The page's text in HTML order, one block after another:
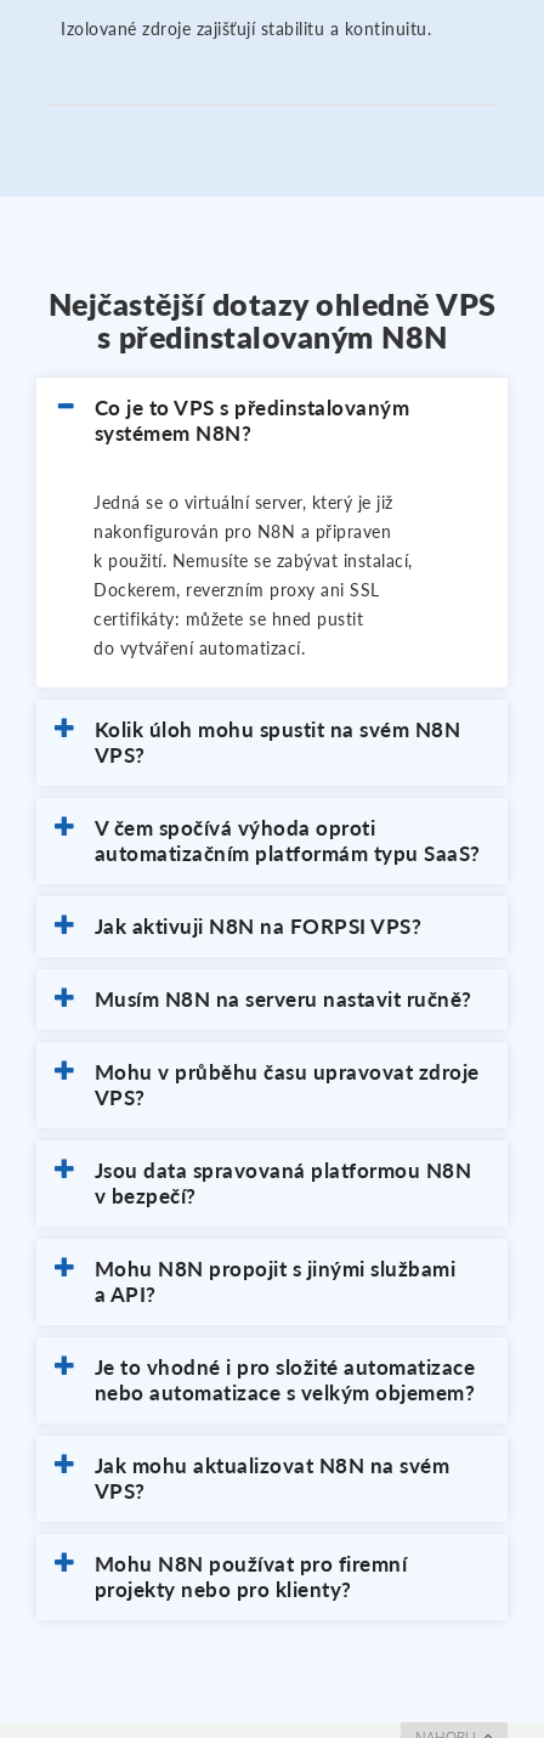
Izolované zdroje zajišťují stabilitu a kontinuitu.
Nejčastější dotazy ohledně VPS
s předinstalovaným N8N
Co je to VPS s předinstalovaným
systémem N8N?
Jedná se o virtuální server, který je již
nakonfigurován pro N8N a připraven
k použití. Nemusíte se zabývat instalací,
Dockerem, reverzním proxy ani SSL
certifikáty: můžete se hned pustit
do vytváření automatizací.
Kolik úloh mohu spustit na svém N8N
VPS?
V čem spočívá výhoda oproti
automatizačním platformám typu SaaS?
Jak aktivuji N8N na FORPSI VPS?
Musím N8N na serveru nastavit ručně?
Mohu v průběhu času upravovat zdroje
VPS?
Jsou data spravovaná platformou N8N
v bezpečí?
Mohu N8N propojit s jinými službami
a API?
Je to vhodné i pro složité automatizace
nebo automatizace s velkým objemem?
Jak mohu aktualizovat N8N na svém
VPS?
Mohu N8N používat pro firemní
projekty nebo pro klienty?